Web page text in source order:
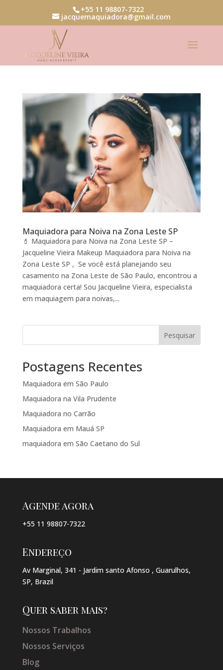
+55 11 98807-7322
jacquemaquiadora@gmail.com
Maquiadora para Noiva na Zona Leste SP
💄 Maquiadora para Noiva na Zona Leste SP –
Jacqueline Vieira Makeup Maquiadora para Noiva na
Zona Leste SP , Se você está planejando seu
casamento na Zona Leste de São Paulo, encontrou a
maquiadora certa! Sou Jacqueline Vieira, especialista
em maquiagem para noivas,...
Pesquisar
Postagens Recentes
Maquiadora em São Paulo
Maquiadora na Vila Prudente
Maquiadora no Carrão
Maquiadora em Mauá SP
maquiadora em São Caetano do Sul
Agende agora
+55 11 98807-7322
Endereço
Av Marginal, 341 - Jardim santo Afonso , Guarulhos,
SP, Brazil
Quer saber mais?
Nossos Trabalhos
Nossos Serviços
Blog